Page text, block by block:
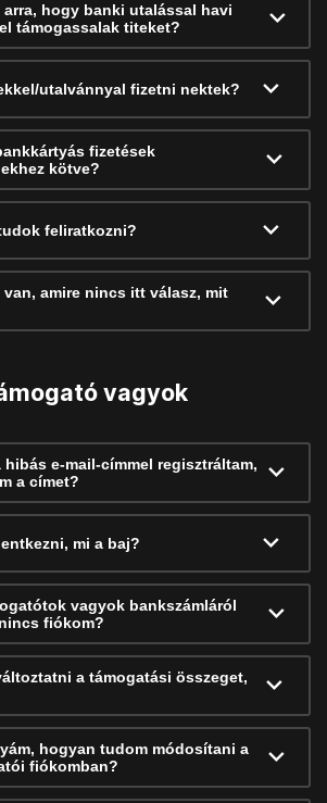
arra, hogy banki utalással havi
támogassalak titeket?
utalvánnyal fizetni nektek?
fizetések
kötve?
feliratkozni?
van, amire nincs itt válasz, mit
vagyok
e-mail-címmel regisztráltam,
a címet?
mi a baj?
vagyok bankszámláról
fiókom?
a támogatási összeget,
hogyan tudom módosítani a
fiókomban?